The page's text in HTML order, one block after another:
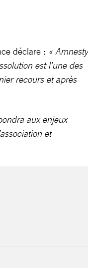
déclare : « Amnesty
est l’une des
recours et après
aux enjeux
et